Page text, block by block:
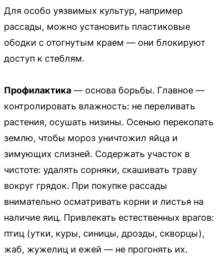
Для особо уязвимых культур, например
рассады, можно установить пластиковые
ободки с отогнутым краем — они блокируют
доступ к стеблям.
Профилактика — основа борьбы. Главное —
контролировать влажность: не переливать
растения, осушать низины. Осенью перекопать
землю, чтобы мороз уничтожил яйца и
зимующих слизней. Содержать участок в
чистоте: удалять сорняки, скашивать траву
вокруг грядок. При покупке рассады
внимательно осматривать корни и листья на
наличие яиц. Привлекать естественных врагов:
птиц (утки, куры, синицы, дрозды, скворцы),
жаб, жужелиц и ежей — не прогонять их.